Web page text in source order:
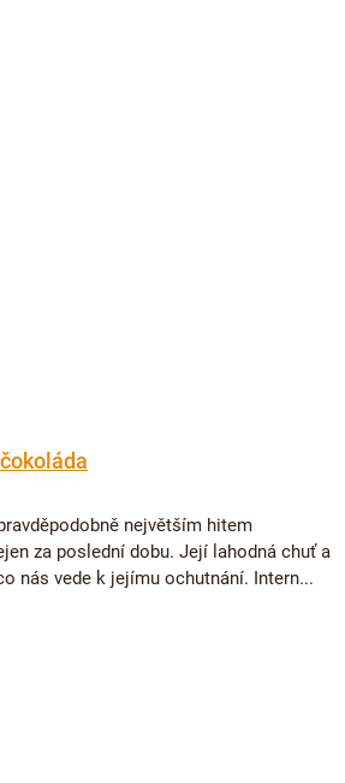
největším hitem
za poslední dobu. Její lahodná chuť a
nás vede k jejímu ochutnání. Intern...